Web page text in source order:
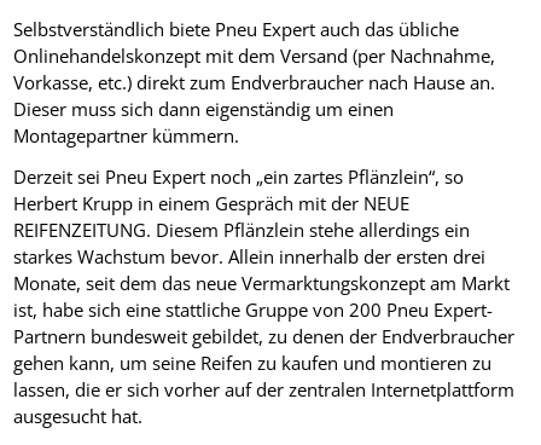
Selbstverständlich biete Pneu Expert auch das übliche
Onlinehandelskonzept mit dem Versand (per Nachnahme,
Vorkasse, etc.) direkt zum Endverbraucher nach Hause an.
Dieser muss sich dann eigenständig um einen
Montagepartner kümmern.
Derzeit sei Pneu Expert noch „ein zartes Pflänzlein“, so
Herbert Krupp in einem Gespräch mit der NEUE
REIFENZEITUNG. Diesem Pflänzlein stehe allerdings ein
starkes Wachstum bevor. Allein innerhalb der ersten drei
Monate, seit dem das neue Vermarktungskonzept am Markt
ist, habe sich eine stattliche Gruppe von 200 Pneu Expert-
Partnern bundesweit gebildet, zu denen der Endverbraucher
gehen kann, um seine Reifen zu kaufen und montieren zu
lassen, die er sich vorher auf der zentralen Internetplattform
ausgesucht hat.